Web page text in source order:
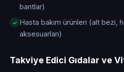
bantlar)
Hasta bakım ürünleri (alt bezi,
aksesuarları)
Takviye Edici Gıdalar ve